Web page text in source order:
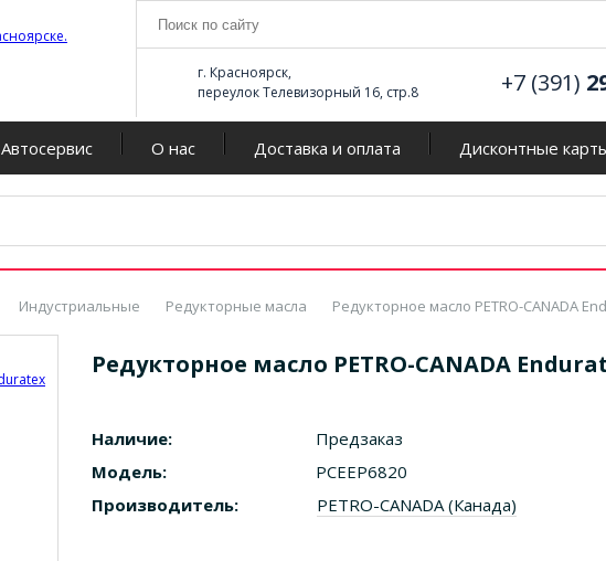
г. Красноярск,
переулок Телевизорный 16, стр.8
+7 (391)
Автосервис О нас Доставка и оплата Дисконтные
Индустриальные Редукторные масла Редукторное масло PETRO-CANADA
Редукторное масло PETRO-CANADA
Наличие:
Предзаказ
Модель:
PCEEP6820
Производитель:
PETRO-CANADA (Канада)